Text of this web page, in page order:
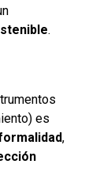
.
es
,